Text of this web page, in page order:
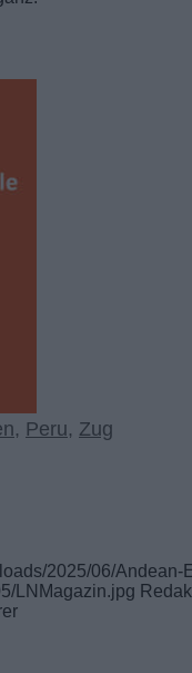
, Peru, Zug
2025/06/Andean-
LNMagazin.jpg